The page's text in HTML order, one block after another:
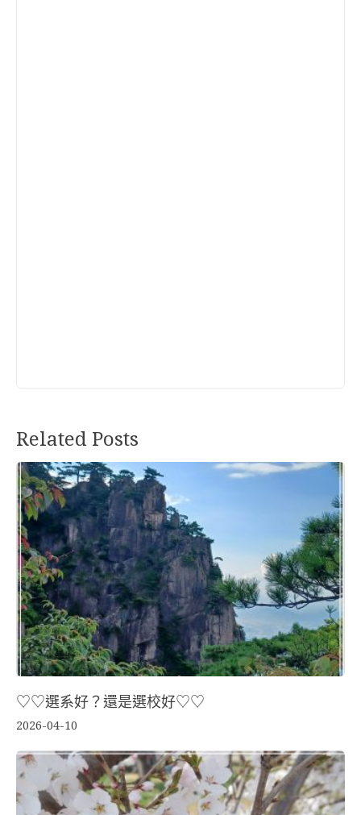
Related Posts
♡♡選系好？還是選校好♡♡
2026-04-10